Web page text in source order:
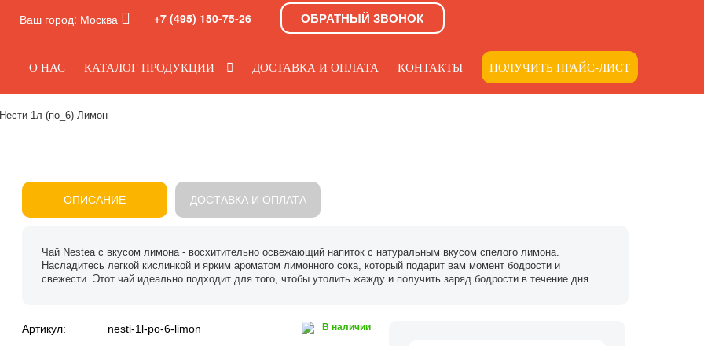
Ваш город: Москва +7 (495) 150-75-26 ОБРАТНЫЙ ЗВОНОК
О НАС КАТАЛОГ ПРОДУКЦИИ ДОСТАВКА И ОПЛАТА КОНТАКТЫ ПОЛУЧИТЬ ПРАЙС-ЛИСТ
Нести 1л (по_6) Лимон
ОПИСАНИЕ ДОСТАВКА И ОПЛАТА
Чай Nestea с вкусом лимона - восхитительно освежающий напиток с натуральным вкусом спелого лимона.
Насладитесь легкой кислинкой и ярким ароматом лимонного сока, который подарит вам момент бодрости и
свежести. Этот чай идеально подходит для того, чтобы утолить жажду и получить заряд бодрости в течение дня.
Артикул:
nesti-1l-po-6-limon
В наличии